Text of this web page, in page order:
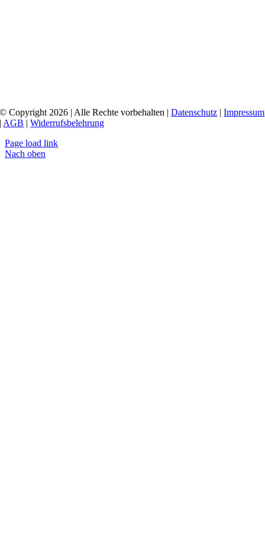
© Copyright 2026 | Alle Rechte vorbehalten |Datenschutz |Impressum
| AGB |Widerrufsbelehrung
Page load link
Nach oben